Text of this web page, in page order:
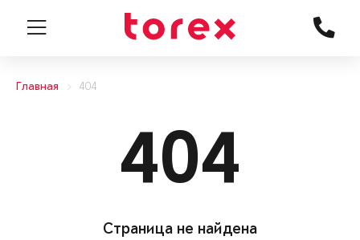
Главная 404
404
Страница не найдена